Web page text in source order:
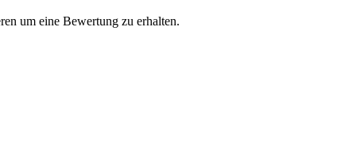
um eine Bewertung zu erhalten.